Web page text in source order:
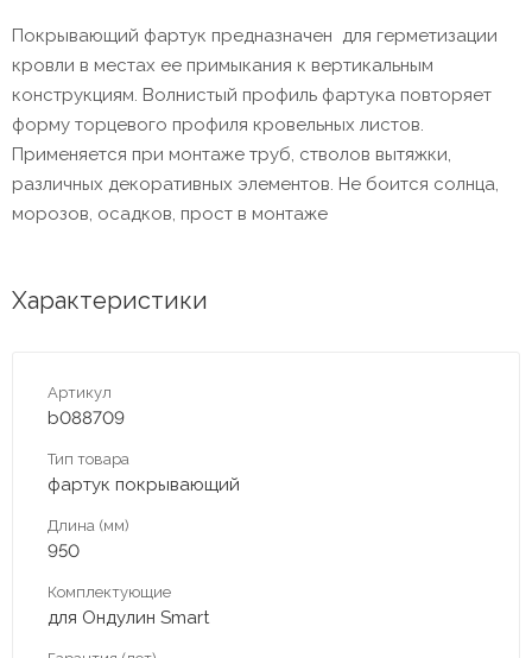
Покрывающий фартук предназначен для герметизации
кровли в местах ее примыкания к вертикальным
конструкциям. Волнистый профиль фартука повторяет
форму торцевого профиля кровельных листов.
Применяется при монтаже труб, стволов вытяжки,
различных декоративных элементов. Не боится солнца,
морозов, осадков, прост в монтаже
Характеристики
Артикул
b088709
Тип товара
фартук покрывающий
Длина (мм)
950
Комплектующие
для Ондулин Smart